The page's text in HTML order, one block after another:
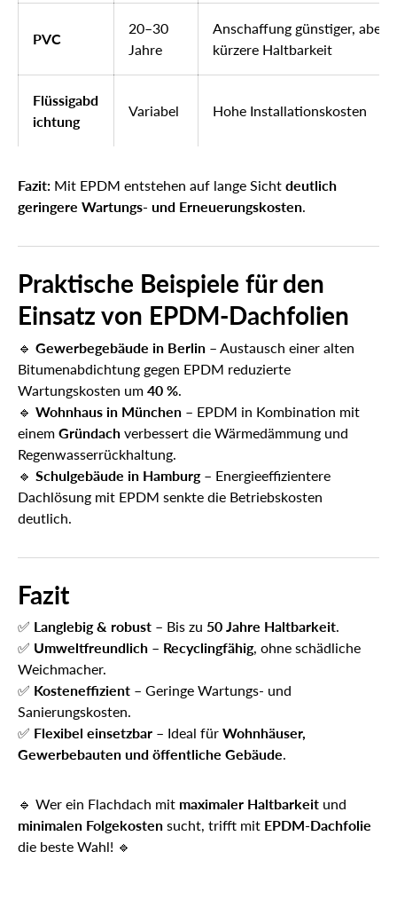
PVC
20–30
Jahre
Anschaffung günstiger, aber
kürzere Haltbarkeit
Flüssigabd
ichtung
Variabel Hohe Installationskosten
Fazit: Mit EPDM entstehen auf lange Sicht deutlich
geringere Wartungs- und Erneuerungskosten.
Praktische Beispiele für den
Einsatz von EPDM-Dachfolien
🔹 Gewerbegebäude in Berlin – Austausch einer alten
Bitumenabdichtung gegen EPDM reduzierte
Wartungskosten um 40 %
🔹 Wohnhaus in München – EPDM in Kombination mit
einem Gründach verbessert die Wärmedämmung und
Regenwasserrückhaltung.
🔹 Schulgebäude in Hamburg– Energieeffizientere
Dachlösung mit EPDM senkte die Betriebskosten
deutlich.
Fazit
✅ Langlebig & robust – Bis zu 50 Jahre Haltbarkeit.
✅ Umweltfreundlich – Recyclingfähig, ohne schädliche
Weichmacher.
✅ Kosteneffizient – Geringe Wartungs- und
Sanierungskosten.
✅ Flexibel einsetzbar – Ideal für Wohnhäuser,
Gewerbebauten und öffentliche Gebäude.
🔹 Wer ein Flachdach mit maximaler Haltbarkeit und
minimalen Folgekosten sucht, trifft mit EPDM-Dachfolie
die beste Wahl! 🔹